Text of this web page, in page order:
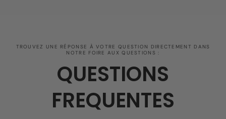
TROUVEZ UNE RÉPONSE À VOTRE QUESTION DIRECTEMENT DANS
NOTRE FOIRE AUX QUESTIONS :
QUESTIONS
FREQUENTES